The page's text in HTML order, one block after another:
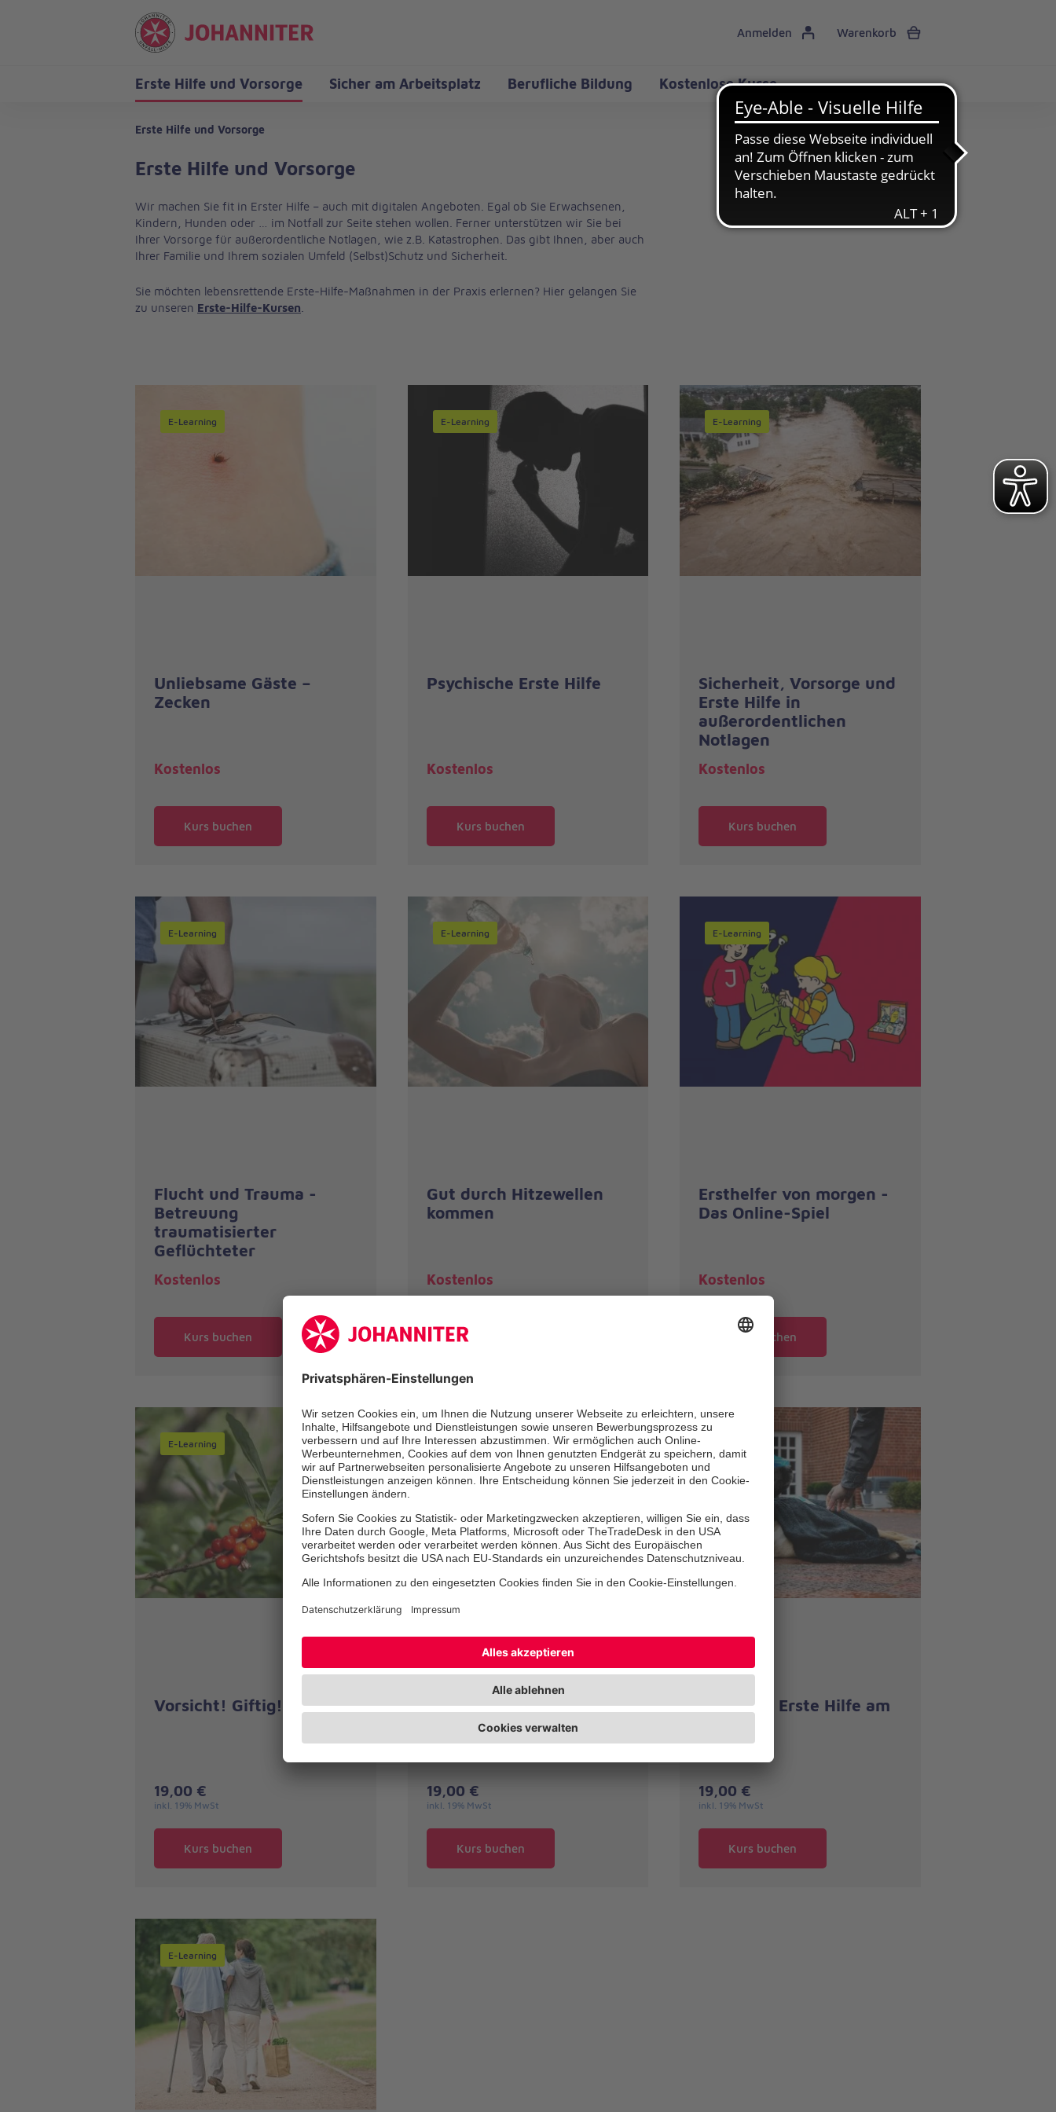
Anmelden Warenkorb
Erste Hilfe und Vorsorge Sicher am Arbeitsplatz Berufliche Bildung
Pflege
Kostenlose Kurse
Erste Hilfe und Vorsorge
Erste Hilfe und Vorsorge
Wir machen Sie fit in Erster Hilfe – auch mit digitalen Angeboten. Egal ob Sie Erwachsenen,
Kindern, Hunden oder … im Notfall zur Seite stehen wollen. Ferner unterstützen wir Sie bei
Ihrer Vorsorge für außerordentliche Notlagen, wie z.B. Katastrophen. Das gibt Ihnen, aber auch
Ihrer Familie und Ihrem sozialen Umfeld (Selbst)Schutz und Sicherheit.
Sie möchten lebensrettende Erste-Hilfe-Maßnahmen in der Praxis erlernen? Hier gelangen Sie
zu unseren Erste-Hilfe-Kursen
E-Learning
Unliebsame Gäste –
Zecken
Kostenlos
Kurs buchen
E-Learning
Psychische Erste Hilfe
Kostenlos
Kurs buchen
E-Learning
Sicherheit, Vorsorge und
Erste Hilfe in
außerordentlichen
Notlagen
Kostenlos
Kurs buchen
E-Learning
Flucht und Trauma -
Betreuung
traumatisierter
Geflüchteter
Kostenlos
Kurs buchen
E-Learning
Gut durch Hitzewellen
kommen
Kostenlos
Kurs buchen
E-Learning
Ersthelfer von morgen -
Das Online-Spiel
Kostenlos
Kurs buchen
E-Learning
Vorsicht! Giftig!
19,00 €
inkl. 19% MwSt
Kurs buchen
E-Learning
Stress lass nach -
Stressmanagement
19,00 €
inkl. 19% MwSt
Kurs buchen
eFreshUp Erste Hilfe am
19,00 €
inkl. 19% MwSt
Kurs buchen
E-Learning